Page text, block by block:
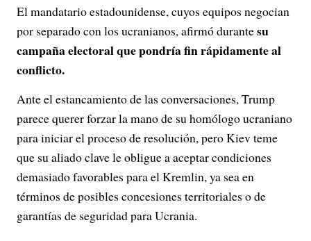
El mandatario estadounidense, cuyos equipos negocian
por separado con los ucranianos, afirmó durantesu
campaña electoral que pondría fin rápidamente al
conflicto.
Ante el estancamiento de las conversaciones, Trump
parece querer forzar la mano de su homólogo ucraniano
para iniciar el proceso de resolución, pero Kiev teme
que su aliado clave le obligue a aceptar condiciones
demasiado favorables para el Kremlin, ya sea en
términos de posibles concesiones territoriales o de
garantías de seguridad para Ucrania.